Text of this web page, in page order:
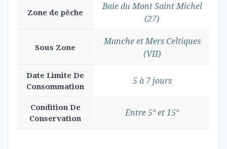
Zone de pêche
Baie du Mont Saint Michel
(27)
Sous Zone
Manche et Mers Celtiques
(VII)
Date Limite De
Consommation
5 à 7 jours
Condition De
Conservation
Entre 5° et 15°